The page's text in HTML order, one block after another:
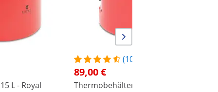
L - Royal
(10)
89,00 €
Thermobehälter - 15 L - Ablasshahn